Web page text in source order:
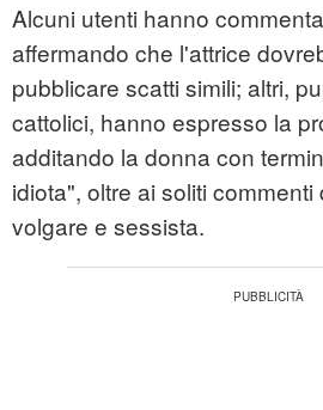
Alcuni utenti hanno
affermando che l'attrice
pubblicare scatti simili; altri,
cattolici, hanno espresso la
additando la donna con
idiota", oltre ai soliti
volgare e sessista.